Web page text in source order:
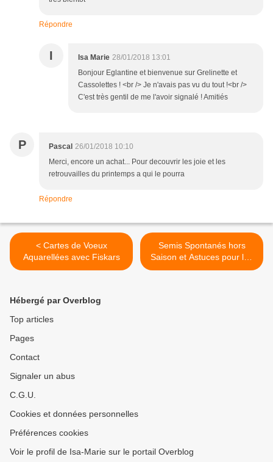
Répondre
I Isa Marie 28/01/2018 13:01
Bonjour Eglantine et bienvenue sur Grelinette et
Cassolettes ! <br /> Je n'avais pas vu du tout !<br />
C'est très gentil de me l'avoir signalé ! Amitiés
P Pascal 26/01/2018 10:10
Merci, encore un achat... Pour decouvrir les joie et les
retrouvailles du printemps a qui le pourra
Répondre
< Cartes de Voeux
Aquarellées avec Fiskars
Semis Spontanés hors
Saison et Astuces pour les
Sauver >
Hébergé par Overblog
Top articles
Pages
Contact
Signaler un abus
C.G.U.
Cookies et données personnelles
Préférences cookies
Voir le profil de Isa-Marie sur le portail Overblog